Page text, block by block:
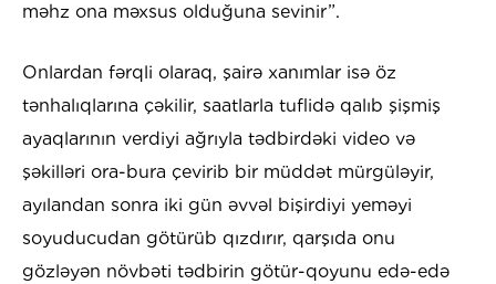
məhz ona məxsus olduğuna sevinir”.
Onlardan fərqli olaraq, şairə xanımlar isə öz
tənhalıqlarına çəkilir, saatlarla tuflidə qalıb şişmiş
ayaqlarının verdiyi ağrıyla tədbirdəki video və
şəkilləri ora-bura çevirib bir müddət mürgüləyir,
ayılandan sonra iki gün əvvəl bişirdiyi yeməyi
soyuducudan götürüb qızdırır, qarşıda onu
gözləyən növbəti tədbirin götür-qoyunu edə-edə